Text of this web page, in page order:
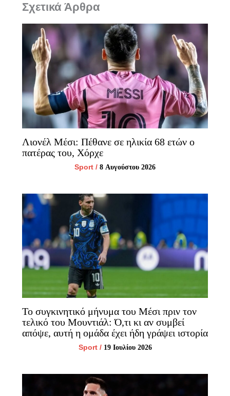
Σχετικά Άρθρα
Λιονέλ Μέσι: Πέθανε σε ηλικία 68 ετών ο
πατέρας του, Χόρχε
Sport / 8 Αυγούστου 2026
Το συγκινητικό μήνυμα του Μέσι πριν τον
τελικό του Μουντιάλ: Ό,τι κι αν συμβεί
απόψε, αυτή η ομάδα έχει ήδη γράψει ιστορία
Sport/ 19 Ιουλίου 2026